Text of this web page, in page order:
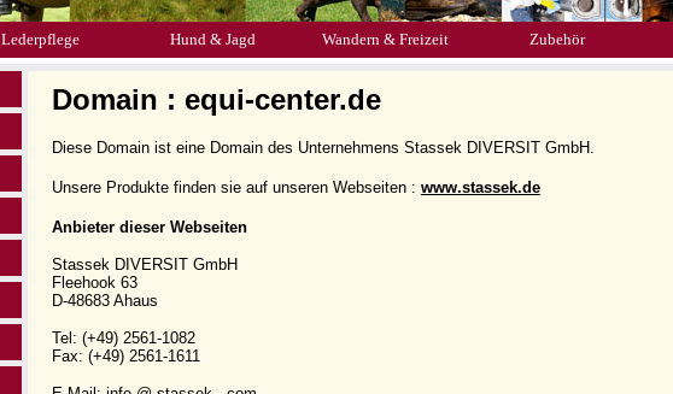
Lederpflege Hund & Jagd Wandern & Freizeit Zubehör
Domain : equi-center.de
Diese Domain ist eine Domain des Unternehmens Stassek DIVERSIT GmbH.
Unsere Produkte finden sie auf unseren Webseiten : www.stassek.de
Anbieter dieser Webseiten
Stassek DIVERSIT GmbH
Fleehook 63
D-48683 Ahaus
Tel: (+49) 2561-1082
Fax: (+49) 2561-1611